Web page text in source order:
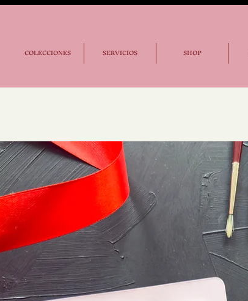
COLECCIONES SERVICIOS SHOP